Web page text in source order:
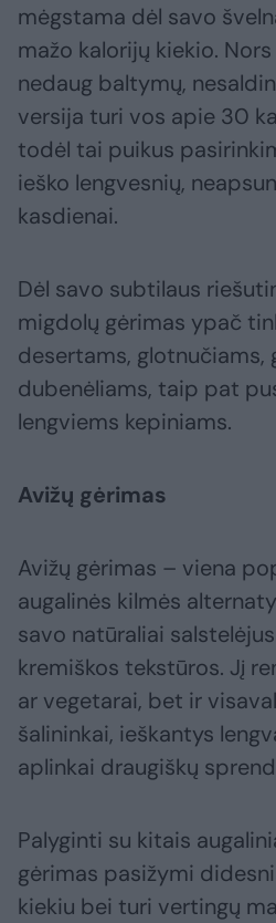
mėgstama dėl savo
mažo kalorijų kiekio.
nedaug baltymų,
versija turi vos apie 30
todėl tai puikus
ieško lengvesnių,
kasdienai.
Dėl savo subtilaus
migdolų gėrimas ypač
desertams, glotnučiams,
dubenėliams, taip pat
lengviems kepiniams.
Avižų gėrimas
Avižų gėrimas – viena
augalinės kilmės
savo natūraliai
kremiškos tekstūros. Jį
ar vegetarai, bet ir
šalininkai, ieškantys
aplinkai draugiškų
Palyginti su kitais
gėrimas pasižymi
kiekiu bei turi vertingų